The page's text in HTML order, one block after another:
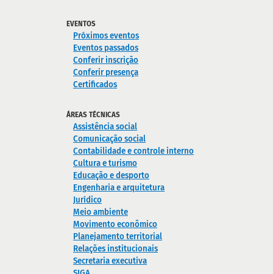
EVENTOS
Próximos eventos
Eventos passados
Conferir inscrição
Conferir presença
Certificados
ÁREAS TÉCNICAS
Assistência social
Comunicação social
Contabilidade e controle interno
Cultura e turismo
Educação e desporto
Engenharia e arquitetura
Jurídico
Meio ambiente
Movimento econômico
Planejamento territorial
Relações institucionais
Secretaria executiva